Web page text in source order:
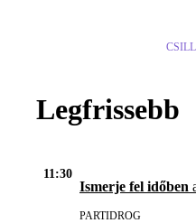
Legfrissebb
11:30
Ismerje fel időben
PARTIDROG